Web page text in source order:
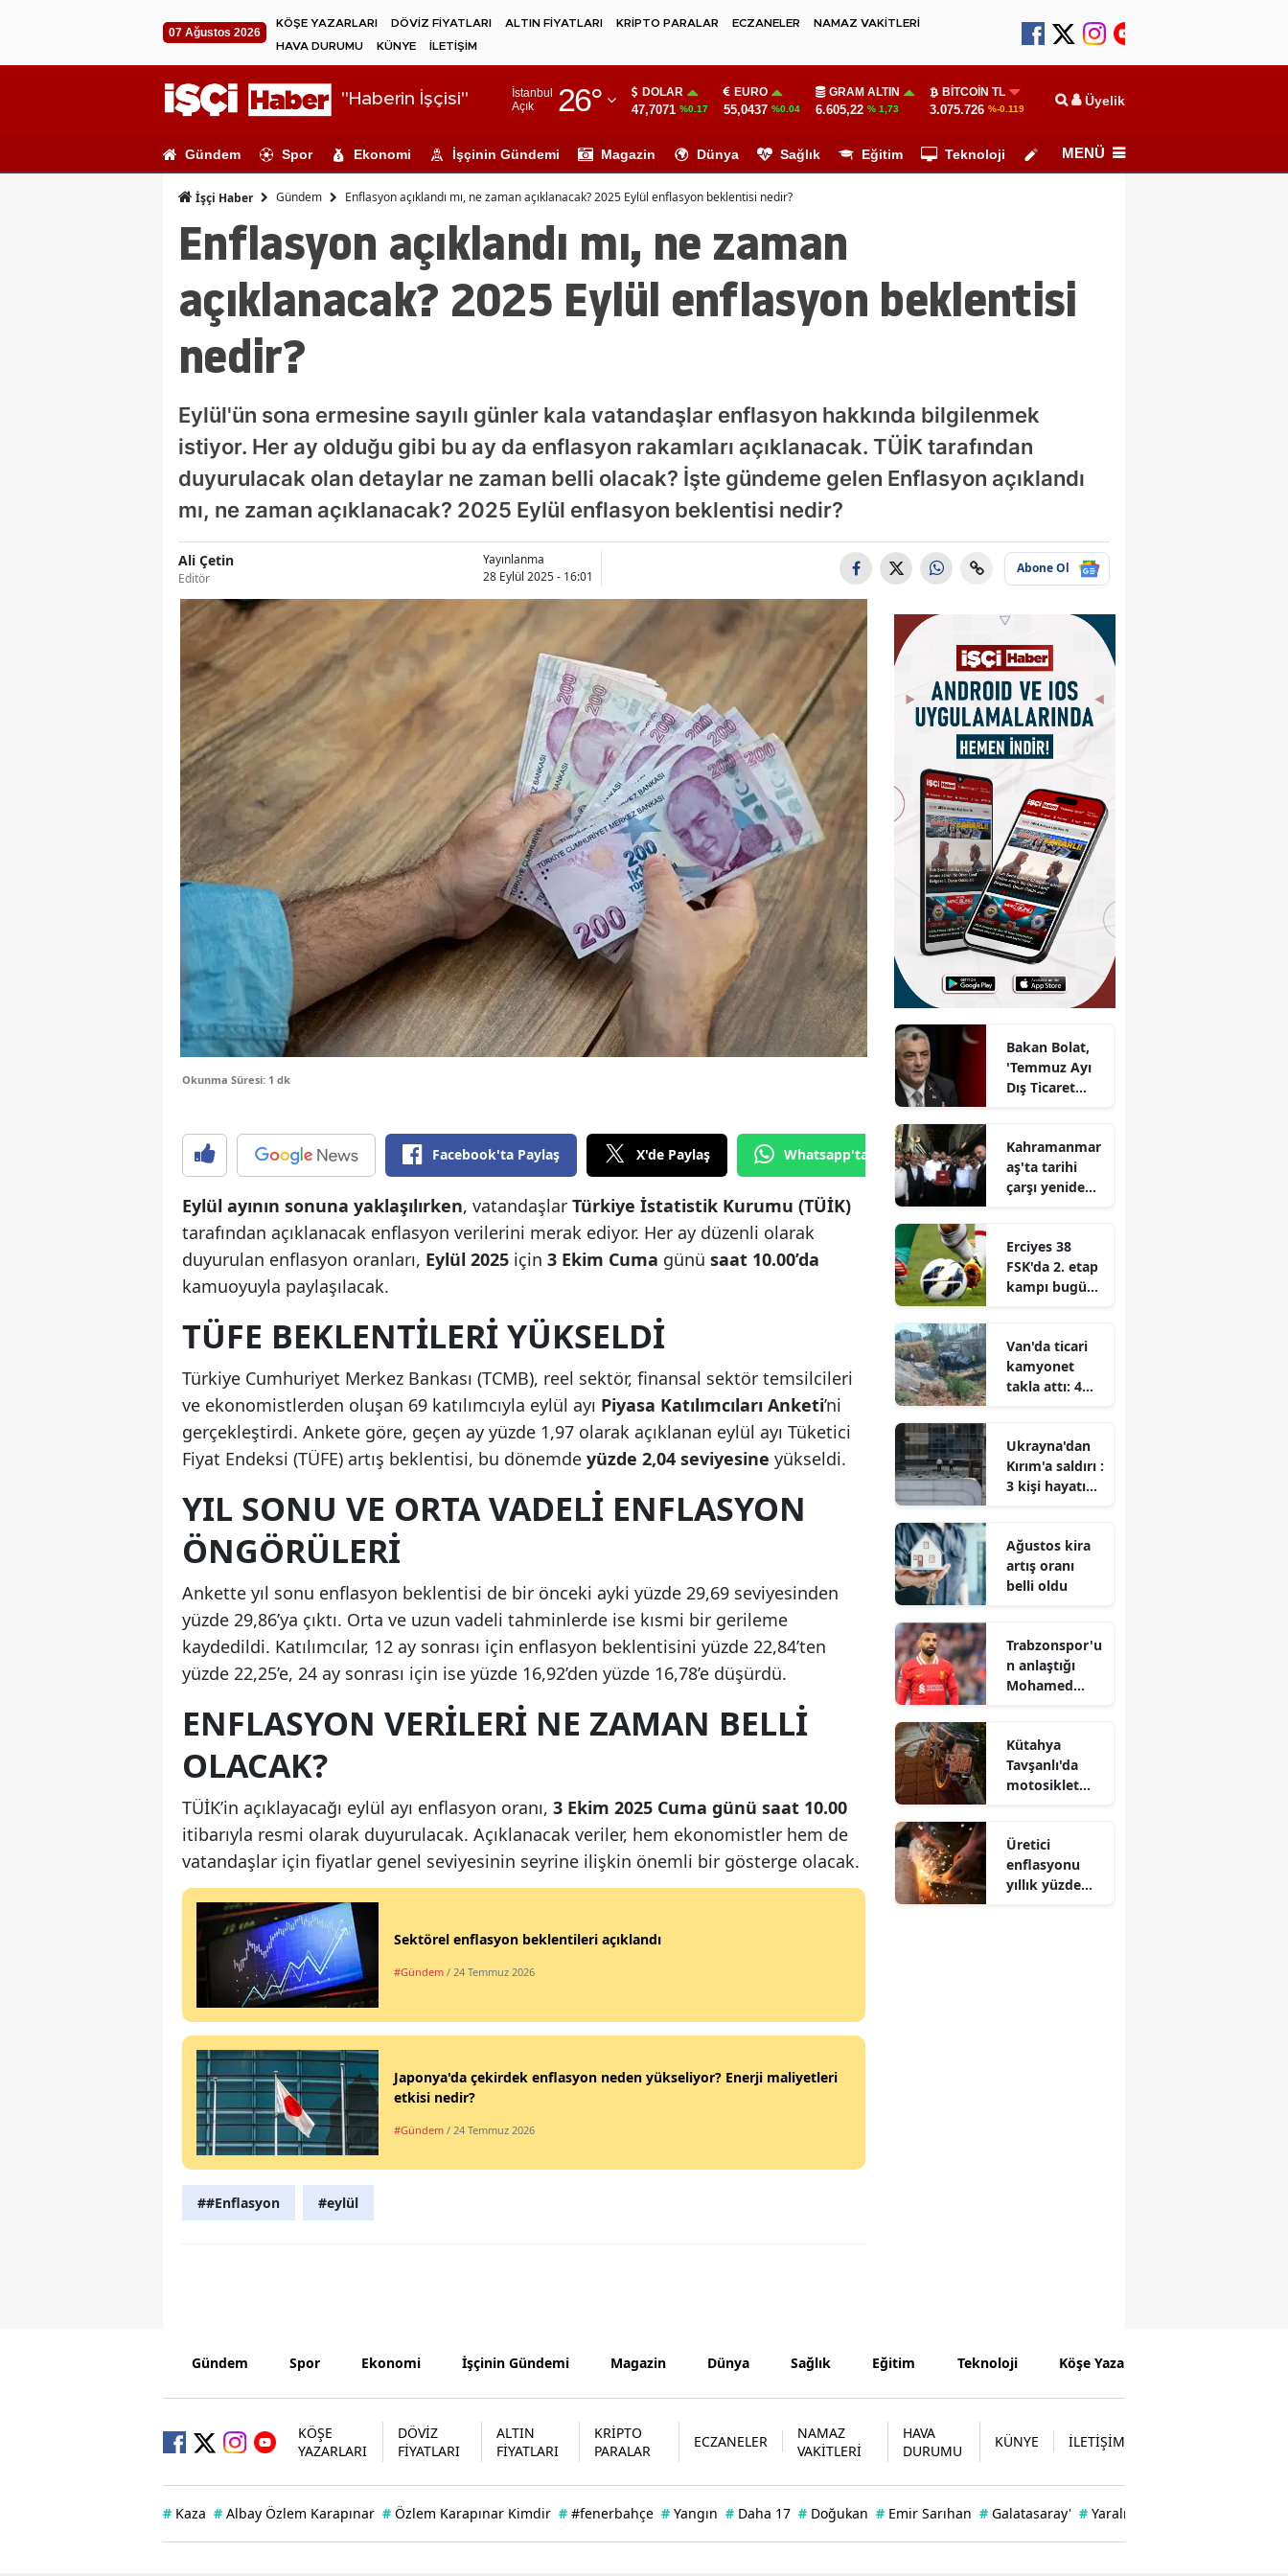
07 Ağustos 2026
KÖŞE YAZARLARI DÖVİZ FİYATLARI ALTIN FİYATLARI KRİPTO PARALAR ECZANELER
NAMAZ VAKİTLERİ
HAVA DURUMU
KÜNYE İLETİŞİM
"Haberin İşçisi"
İstanbul
Açık
26°
Adıyaman
Ağrı
Ankara
Antalya
Balıkesir
Bilecik
Bingöl
Bitlis
Bolu
Burdur
Çanakkale
Çankırı
Çorum
Denizli
Diyarbakır
Edirne
Elazığ
Erzincan
Erzurum
Eskişehir
Gümüşhane
Hakkari
Hatay
Mersin
İstanbul
İzmir
Kars
Kastamonu
Kayseri
Kırşehir
Kocaeli
Konya
Kahramanmaraş
Mardin
Muş
Nevşehir
Niğde
Sakarya
Tunceli
DOLAR
47,7071 %0.17
EURO
55,0437 %0.04
GRAM ALTIN
6.605,22 % 1,73
BITCOIN TL
3.075.726 %-0.119 Üyelik
Gündem Spor Ekonomi İşçinin Gündemi Magazin Dünya Sağlık Eğitim Teknoloji Köşe Yazarları
MENÜ
İşçi Haber Gündem Enflasyon açıklandı mı, ne zaman açıklanacak? 2025 Eylül enflasyon beklentisi nedir?
Enflasyon açıklandı mı, ne zaman
açıklanacak? 2025 Eylül enflasyon beklentisi
nedir?
Eylül'ün sona ermesine sayılı günler kala vatandaşlar enflasyon hakkında bilgilenmek
istiyor. Her ay olduğu gibi bu ay da enflasyon rakamları açıklanacak. TÜİK tarafından
duyurulacak olan detaylar ne zaman belli olacak? İşte gündeme gelen Enflasyon açıklandı
mı, ne zaman açıklanacak? 2025 Eylül enflasyon beklentisi nedir?
Ali Çetin
Editör
Yayınlanma
28 Eylül 2025 - 16:01
Abone Ol
Okunma Süresi: 1 dk
Facebook'ta Paylaş X'de Paylaş Whatsapp'tan Gönder
Eylül ayının sonuna yaklaşılırken, vatandaşlar Türkiye İstatistik Kurumu (TÜİK)
tarafından açıklanacak enflasyon verilerini merak ediyor. Her ay düzenli olarak
duyurulan enflasyon oranları, Eylül 2025 için 3 Ekim Cuma günü saat 10.00’da
kamuoyuyla paylaşılacak.
TÜFE BEKLENTİLERİ YÜKSELDİ
Türkiye Cumhuriyet Merkez Bankası (TCMB), reel sektör, finansal sektör temsilcileri
ve ekonomistlerden oluşan 69 katılımcıyla eylül ayı Piyasa Katılımcıları Anketi’ni
gerçekleştirdi. Ankete göre, geçen ay yüzde 1,97 olarak açıklanan eylül ayı Tüketici
Fiyat Endeksi (TÜFE) artış beklentisi, bu dönemde yüzde 2,04 seviyesine yükseldi.
YIL SONU VE ORTA VADELİ ENFLASYON
ÖNGÖRÜLERİ
Ankette yıl sonu enflasyon beklentisi de bir önceki ayki yüzde 29,69 seviyesinden
yüzde 29,86’ya çıktı. Orta ve uzun vadeli tahminlerde ise kısmi bir gerileme
kaydedildi. Katılımcılar, 12 ay sonrası için enflasyon beklentisini yüzde 22,84’ten
yüzde 22,25’e, 24 ay sonrası için ise yüzde 16,92’den yüzde 16,78’e düşürdü.
ENFLASYON VERİLERİ NE ZAMAN BELLİ
OLACAK?
TÜİK’in açıklayacağı eylül ayı enflasyon oranı, 3 Ekim 2025 Cuma günü saat 10.00
itibarıyla resmi olarak duyurulacak. Açıklanacak veriler, hem ekonomistler hem de
vatandaşlar için fiyatlar genel seviyesinin seyrine ilişkin önemli bir gösterge olacak.
Sektörel enflasyon beklentileri açıklandı
#Gündem / 24 Temmuz 2026
Japonya'da çekirdek enflasyon neden yükseliyor? Enerji maliyetleri
etkisi nedir?
#Gündem / 24 Temmuz 2026
##Enflasyon #eylül
Bakan Bolat,
'Temmuz Ayı
Dış Ticaret
Kahramanmar
aş'ta tarihi
çarşı yeniden
Erciyes 38
FSK'da 2. etap
kampı bugün
Van'da ticari
kamyonet
takla attı: 4
Ukrayna'dan
Kırım'a saldırı :
3 kişi hayatını
Ağustos kira
artış oranı
belli oldu
Trabzonspor'u
n anlaştığı
Mohamed
İstanbul'a
gelecek?
Kütahya
Tavşanlı'da
motosiklet
Üretici
enflasyonu
yıllık yüzde
Gündem Spor Ekonomi İşçinin Gündemi Magazin Dünya Sağlık Eğitim Teknoloji Köşe Yazarları
KÖŞE
YAZARLARI
DÖVİZ
FİYATLARI
ALTIN
FİYATLARI
KRİPTO
PARALAR
ECZANELER
NAMAZ
VAKİTLERİ
HAVA
DURUMU
KÜNYE İLETİŞİM
# Kaza # Albay Özlem Karapınar # Özlem Karapınar Kimdir # #fenerbahçe # Yangın # Daha 17 # Doğukan # Emir Sarıhan # Galatasaray' # Yaralı